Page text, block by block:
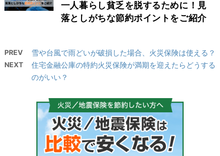
一人暮らし貧乏を脱するために！見
落としがちな節約ポイントをご紹介
PREV 雪や台風で雨どいが破損した場合、火災保険は使える？
NEXT
住宅金融公庫の特約火災保険が満期を迎えたらどうする
のがいい？